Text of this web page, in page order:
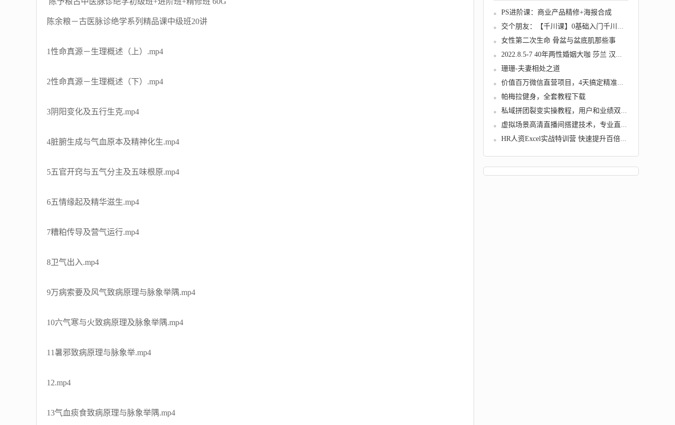
陈余粮－古医脉诊绝学系列精品课中级班20讲
1性命真源－生理概述（上）.mp4
2性命真源－生理概述（下）.mp4
3阴阳变化及五行生克.mp4
4脏腑生成与气血原本及精神化生.mp4
5五官开窍与五气分主及五味根原.mp4
6五情缘起及精华滋生.mp4
7糟粕传导及营气运行.mp4
8卫气出入.mp4
9万病索要及风气致病原理与脉象举隅.mp4
10六气寒与火致病原理及脉象举隅.mp4
11暑邪致病原理与脉象举.mp4
12.mp4
13气血痰食致病原理与脉象举隅.mp4
PS进阶课：商业产品精修+海报合成
交个朋友：【千川课】0基础入门千川投放，运营...
女性第二次生命 骨盆与盆底肌那些事
2022.8.5-7 40年两性婚姻大咖 莎兰 汉考克亲授...
珊珊-夫妻相处之道
价值百万微信直营项目，4天搞定精准引流+转化...
帕梅拉健身，全套教程下载
私域拼团裂变实操教程，用户和业绩双裂变增长...
虚拟场景高清直播间搭建技术，专业直播场景搭...
HR人资Excel实战特训营 快速提升百倍身价